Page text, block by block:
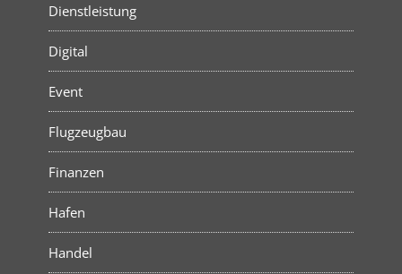
Dienstleistung
Digital
Event
Flugzeugbau
Finanzen
Hafen
Handel